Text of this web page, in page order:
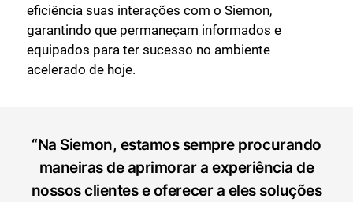
eficiência suas interações com o Siemon,
garantindo que permaneçam informados e
equipados para ter sucesso no ambiente
acelerado de hoje.
“Na Siemon, estamos sempre procurando
maneiras de aprimorar a experiência de
nossos clientes e oferecer a eles soluções